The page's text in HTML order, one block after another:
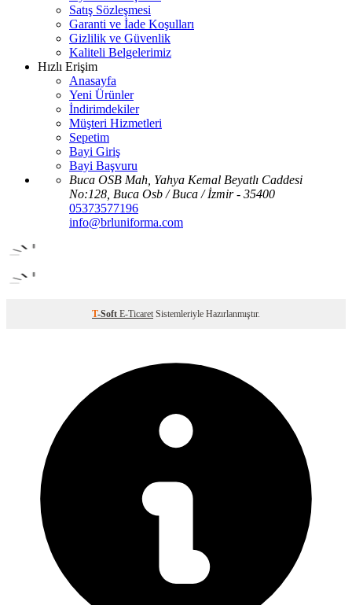
Satış Sözleşmesi
Garanti ve İade Koşulları
Gizlilik ve Güvenlik
Kaliteli Belgelerimiz
Hızlı Erişim
Anasayfa
Yeni Ürünler
İndirimdekiler
Müşteri Hizmetleri
Sepetim
Bayi Giriş
Bayi Başvuru
Buca OSB Mah, Yahya Kemal Beyatlı Caddesi
No:128, Buca Osb / Buca / İzmir - 35400
05373577196
info@brluniforma.com
T-Soft E-Ticaret Sistemleriyle Hazırlanmıştır.